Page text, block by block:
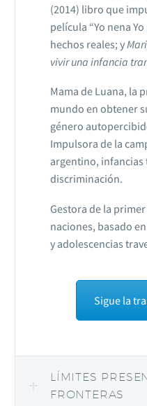
(2014) libro que
película “Yo nena
hechos reales; y
vivir una infancia
Mama de Luana, la
mundo en obtener
género
Impulsora de la
argentino, infancias
discriminación.
Gestora de la
naciones, basado
y adolescencias
Sigue la
LÍMITES
FRONTERAS